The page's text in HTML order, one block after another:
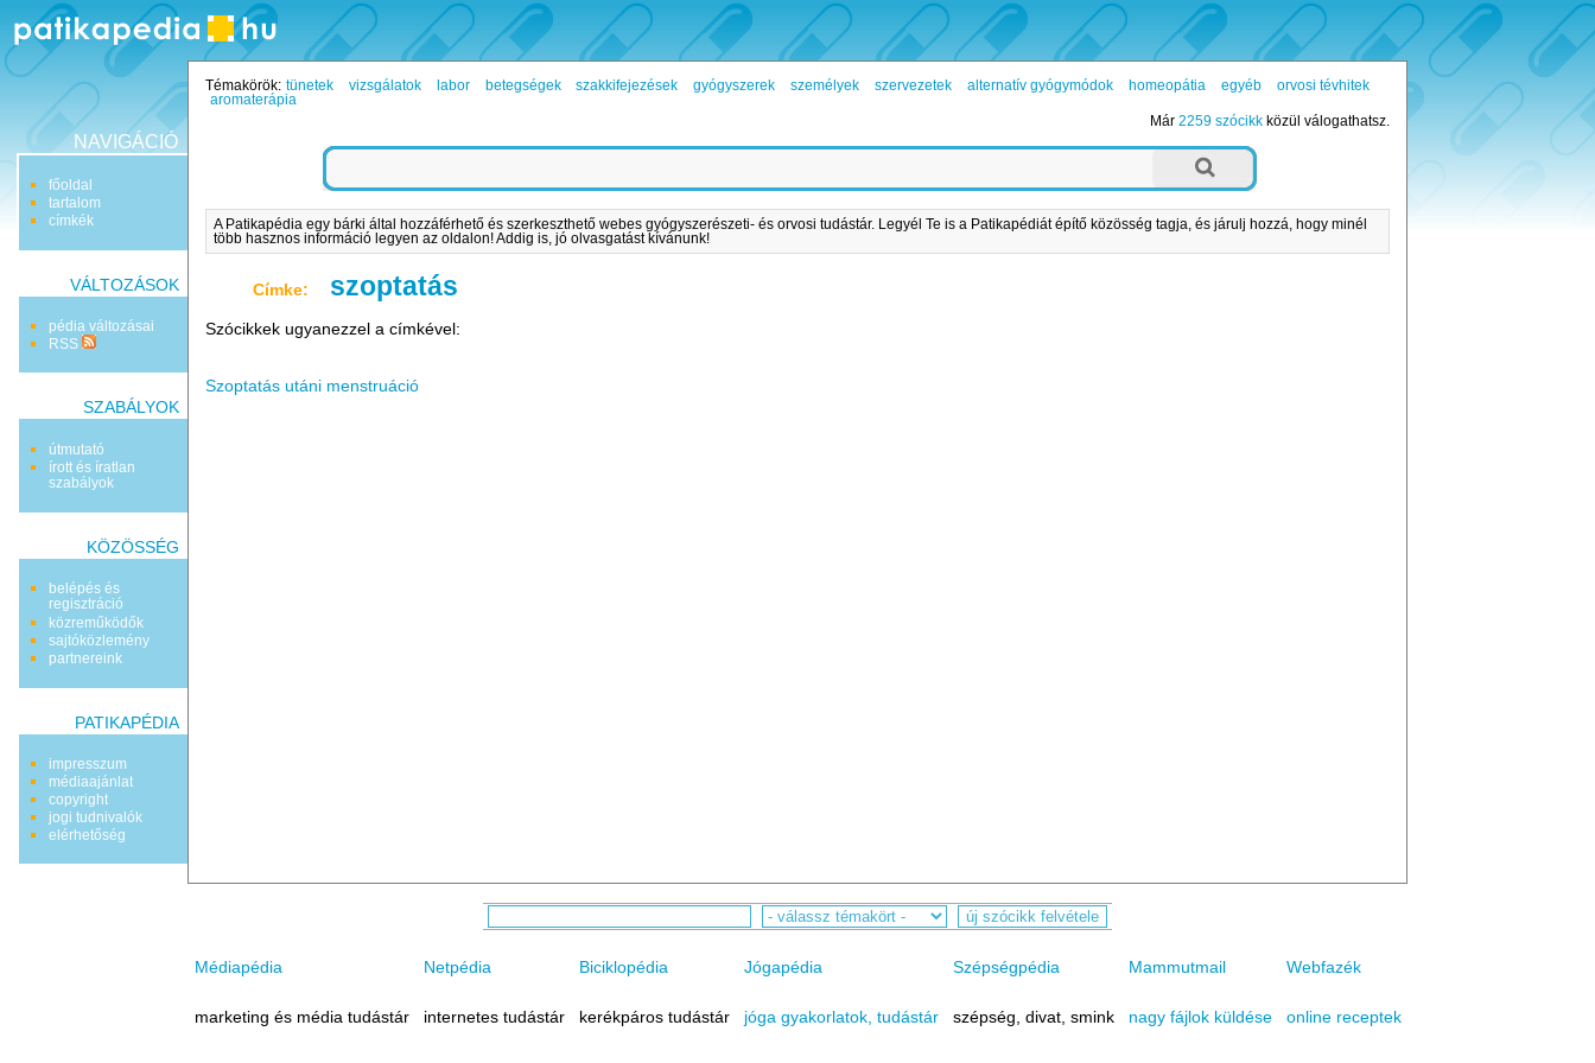
NAVIGÁCIÓ
főoldal
tartalom
címkék
VÁLTOZÁSOK
pédia változásai
RSS
SZABÁLYOK
útmutató
írott és íratlan
szabályok
KÖZÖSSÉG
belépés és
regisztráció
közreműködők
sajtóközlemény
partnereink
PATIKAPÉDIA
impresszum
médiaajánlat
copyright
jogi tudnivalók
elérhetőség
Témakörök: tünetek vizsgálatok labor betegségek szakkifejezések gyógyszerek személyek szervezetek alternatív gyógymódok homeopátia egyéb
orvosi tévhitek
aromaterápia
Már 2259 szócikkközül válogathatsz.
A Patikapédia egy bárki által hozzáférhető és szerkeszthető webes gyógyszerészeti- és orvosi tudástár. Legyél Te is a Patikapédiát építő közösség tagja, és járulj hozzá, hogy minél
több hasznos információ legyen az oldalon! Addig is, jó olvasgatást kívánunk!
Címke: szoptatás
Szócikkek ugyanezzel a címkével:
Szoptatás utáni menstruáció
Médiapédia Netpédia Biciklopédia Jógapédia Szépségpédia Mammutmail Webfazék
marketing és média tudástár internetes tudástár kerékpáros tudástár jóga gyakorlatok, tudástár szépség, divat, smink nagy fájlok küldése online receptek